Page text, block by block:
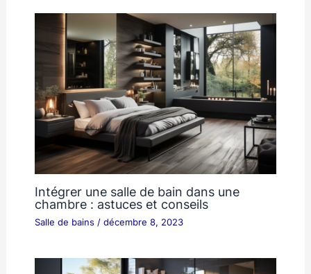
Intégrer une salle de bain dans une
chambre : astuces et conseils
Salle de bains / décembre 8, 2023